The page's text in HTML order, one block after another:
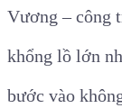
Vương – công
khổng lồ lớn
bước vào